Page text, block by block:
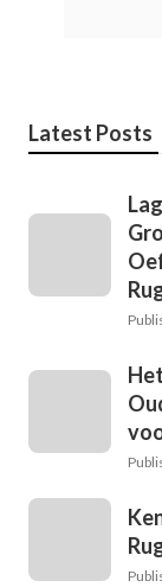
Latest Posts